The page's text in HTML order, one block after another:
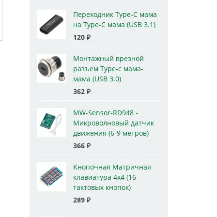
Переходник Type-C мама
на Type-C мама (USB 3.1)
120 ₽
Монтажный врезной
разъем Type-c мама-
мама (USB 3.0)
362 ₽
MW-Sensor-RD948 -
Микроволновый датчик
движения (6-9 метров)
366 ₽
Кнопочная Матричная
клавиатура 4x4 (16
тактовых кнопок)
289 ₽